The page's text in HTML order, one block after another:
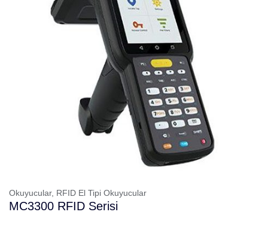
Okuyucular, RFID El Tipi Okuyucular
MC3300 RFID Serisi